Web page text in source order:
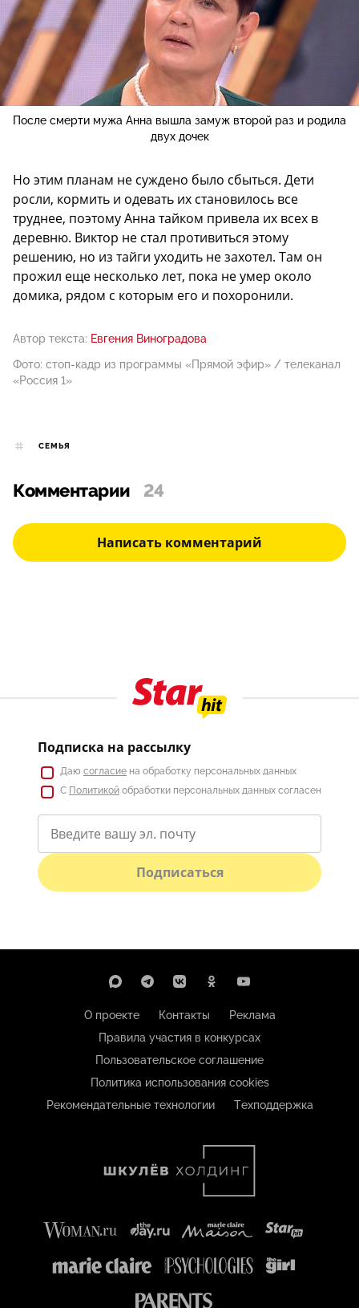
После смерти мужа Анна вышла замуж второй раз и родила
двух дочек
Но этим планам не суждено было сбыться. Дети
росли, кормить и одевать их становилось все
труднее, поэтому Анна тайком привела их всех в
деревню. Виктор не стал противиться этому
решению, но из тайги уходить не захотел. Там он
прожил еще несколько лет, пока не умер около
домика, рядом с которым его и похоронили.
Автор текста: Евгения Виноградова
Фото: стоп-кадр из программы «Прямой эфир» / телеканал
«Россия 1»
СЕМЬЯ
Комментарии 24
Написать комментарий
Подписка на рассылку
Даю согласие на обработку персональных данных
С Политикой обработки персональных данных согласен
Подписаться
О проекте Контакты
Реклама
Правила участия в конкурсах
Пользовательское соглашение
Политика использования cookies
Рекомендательные технологии
Техподдержка